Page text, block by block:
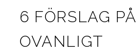
6 FÖRSLAG PÅ
OVANLIGT